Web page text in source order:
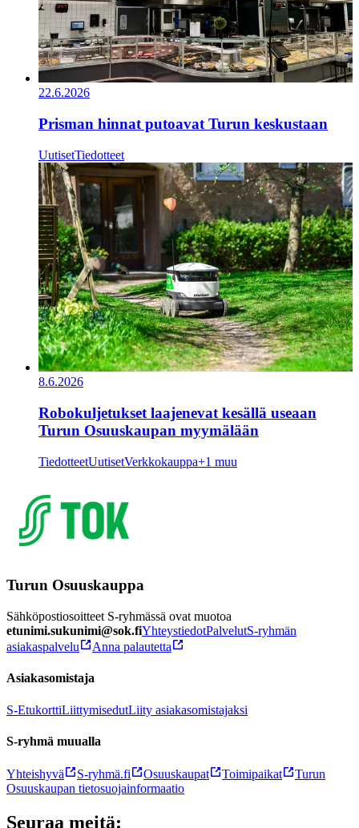
22.6.2026
Prisman hinnat putoavat Turun keskustaan
UutisetTiedotteet
8.6.2026
Robokuljetukset laajenevat kesällä useaan
Turun Osuuskaupan myymälään
TiedotteetUutisetVerkkokauppa+1 muu
Turun Osuuskauppa
Sähköpostiosoitteet S-ryhmässä ovat muotoa
etunimi.sukunimi@sok.fiYhteystiedotPalvelutS-ryhmän
asiakaspalvelu
Anna palautetta
Asiakasomistaja
S-EtukorttiLiittymisedutLiity asiakasomistajaksi
S-ryhmä muualla
Yhteishyvä S-ryhmä.fi Osuuskaupat Toimipaikat
Turun
Osuuskaupan tietosuojainformaatio
Seuraa meitä: